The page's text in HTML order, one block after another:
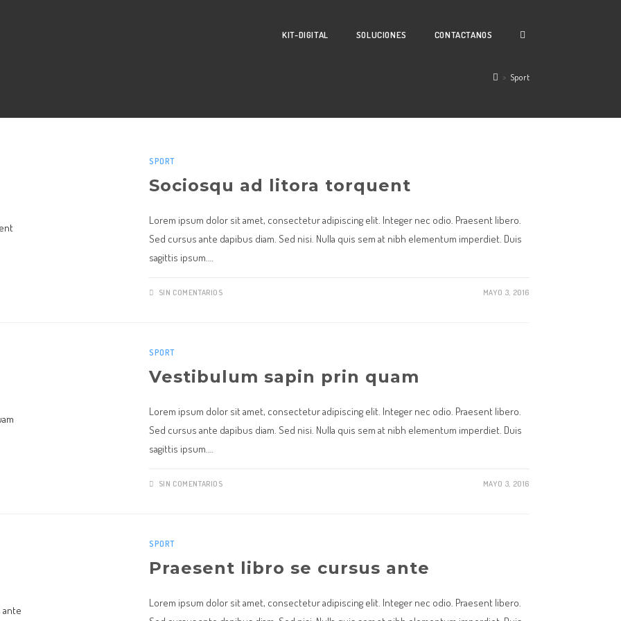
KIT-DIGITAL SOLUCIONES CONTACTANOS
> Sport
SPORT
Sociosqu ad litora torquent
Lorem ipsum dolor sit amet, consectetur adipiscing elit. Integer nec odio. Praesent libero.
Sed cursus ante dapibus diam. Sed nisi. Nulla quis sem at nibh elementum imperdiet. Duis
sagittis ipsum.…
SIN COMENTARIOS MAYO 3, 2016
SPORT
Vestibulum sapin prin quam
Lorem ipsum dolor sit amet, consectetur adipiscing elit. Integer nec odio. Praesent libero.
Sed cursus ante dapibus diam. Sed nisi. Nulla quis sem at nibh elementum imperdiet. Duis
sagittis ipsum.…
SIN COMENTARIOS MAYO 3, 2016
SPORT
Praesent libro se cursus ante
Lorem ipsum dolor sit amet, consectetur adipiscing elit. Integer nec odio. Praesent libero.